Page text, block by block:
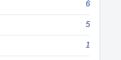
6
5
1